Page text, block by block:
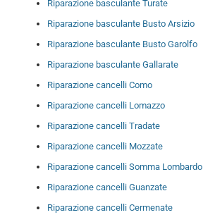
Riparazione basculante Turate
Riparazione basculante Busto Arsizio
Riparazione basculante Busto Garolfo
Riparazione basculante Gallarate
Riparazione cancelli Como
Riparazione cancelli Lomazzo
Riparazione cancelli Tradate
Riparazione cancelli Mozzate
Riparazione cancelli Somma Lombardo
Riparazione cancelli Guanzate
Riparazione cancelli Cermenate